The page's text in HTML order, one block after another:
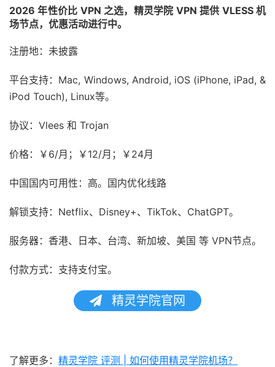
2026 年性价比 VPN 之选，精灵学院 VPN 提供 VLESS 机
场节点，优惠活动进行中。
注册地：未披露
平台支持：Mac, Windows, Android, iOS (iPhone, iPad, &
iPod Touch), Linux等。
协议：Vlees 和 Trojan
价格：￥6/月；￥12/月；￥24月
中国国内可用性：高。国内优化线路
解锁支持：Netflix、Disney+、TikTok、ChatGPT。
服务器：香港、日本、台湾、新加坡、美国 等 VPN节点。
付款方式：支持支付宝。
精灵学院官网
了解更多： 精灵学院 评测 | 如何使用精灵学院机场？